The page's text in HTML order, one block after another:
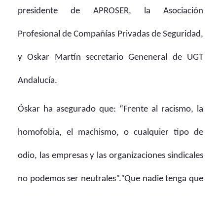
presidente de APROSER, la Asociación
Profesional de Compañías Privadas de Seguridad,
y Oskar Martín secretario Geneneral de UGT
Andalucía.
Óskar ha asegurado que: “Frente al racismo, la
homofobia, el machismo, o cualquier tipo de
odio, las empresas y las organizaciones sindicales
no podemos ser neutrales”.”Que nadie tenga que